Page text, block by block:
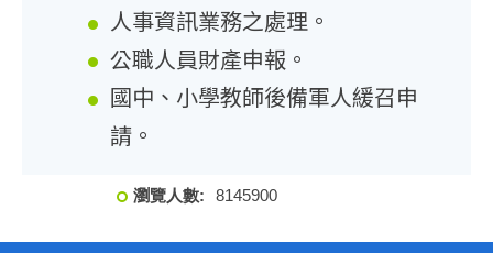
人事資訊業務之處理。
公職人員財產申報。
國中、小學教師後備軍人緩召申
請。
8145900